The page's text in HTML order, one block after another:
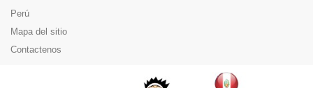
Perú
Mapa del sitio
Contactenos